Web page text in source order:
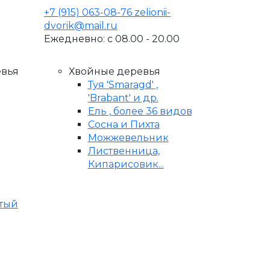
+7 (915) 063-08-76 zelionii-
dvorik@mail.ru
Ежедневно: с 08.00 - 20.00
Хвойные деревья
Туя 'Smaragd' ,
'Brabant' и др.
Ель , более 36 видов
Сосна и Пихта
Можжевельник
Лиственница,
Кипарисовик...